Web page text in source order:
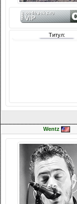
Титул:
14216
Wentz